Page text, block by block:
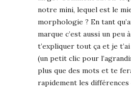
notre mini, lequel est le
morphologie ? En tant
marque c’est aussi un peu
t’expliquer tout ça et je
(un petit clic pour
plus que des mots et te
rapidement les